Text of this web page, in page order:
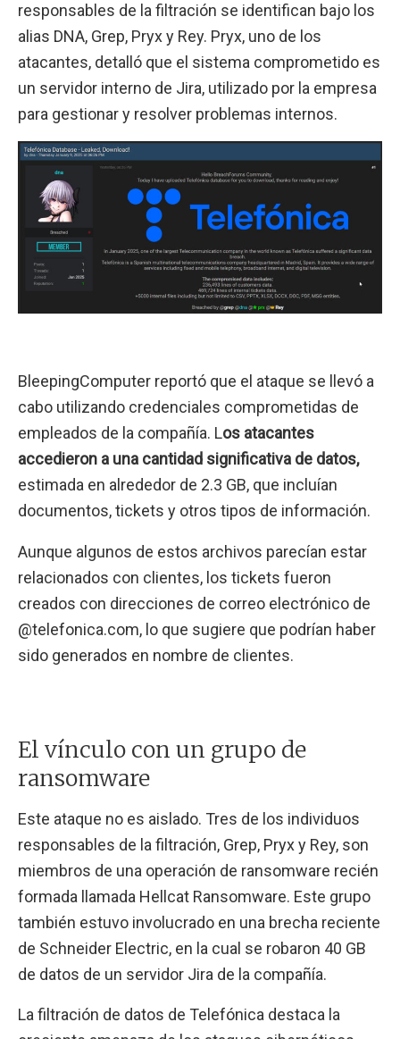
responsables de la filtración se identifican bajo los
alias DNA, Grep, Pryx y Rey. Pryx, uno de los
atacantes, detalló que el sistema comprometido es
un servidor interno de Jira, utilizado por la empresa
para gestionar y resolver problemas internos.
BleepingComputer reportó que el ataque se llevó a
cabo utilizando credenciales comprometidas de
empleados de la compañía. Los atacantes
accedieron a una cantidad significativa de datos,
estimada en alrededor de 2.3 GB, que incluían
documentos, tickets y otros tipos de información.
Aunque algunos de estos archivos parecían estar
relacionados con clientes, los tickets fueron
creados con direcciones de correo electrónico de
@telefonica.com, lo que sugiere que podrían haber
sido generados en nombre de clientes.
El vínculo con un grupo de
ransomware
Este ataque no es aislado. Tres de los individuos
responsables de la filtración, Grep, Pryx y Rey, son
miembros de una operación de ransomware recién
formada llamada Hellcat Ransomware. Este grupo
también estuvo involucrado en una brecha reciente
de Schneider Electric, en la cual se robaron 40 GB
de datos de un servidor Jira de la compañía.
La filtración de datos de Telefónica destaca la